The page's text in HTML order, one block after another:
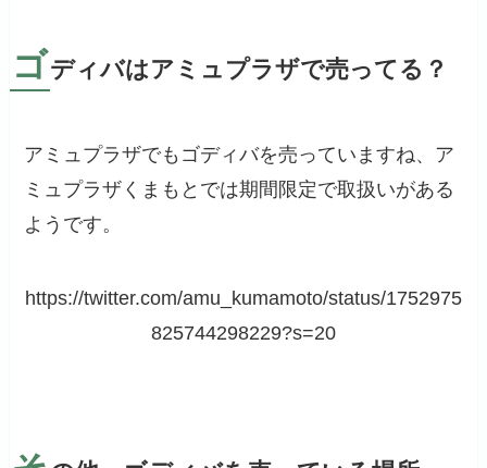
ゴディバはアミュプラザで売ってる？
アミュプラザでもゴディバを売っていますね、ア
ミュプラザくまもとでは期間限定で取扱いがある
ようです。
https://twitter.com/amu_kumamoto/status/1752975
825744298229?s=20